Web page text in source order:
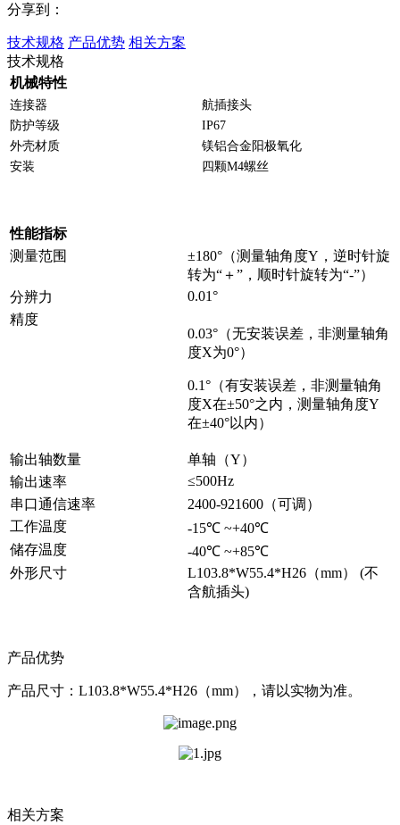
分享到：
技术规格 产品优势 相关方案
技术规格
机械特性
连接器
航插接头
防护等级
IP67
外壳材质
镁铝合金阳极氧化
安装
四颗M4螺丝
性能指标
测量范围
±180°（测量轴角度Y，逆时针旋
转为“＋”，顺时针旋转为“-”）
分辨力
0.01°
精度
0.03°（无安装误差，非测量轴角
度X为0°）
0.1°（有安装误差，非测量轴角
度X在±50°之内，测量轴角度Y
在±40°以内）
输出轴数量
单轴（Y）
输出速率
≤500Hz
串口通信速率
2400-921600（可调）
工作温度
-15℃ ~+40℃
储存温度
-40℃ ~+85℃
外形尺寸
L103.8*W55.4*H26（mm） (不
含航插头)
产品优势
产品尺寸：L103.8*W55.4*H26（mm），请以实物为准。
相关方案